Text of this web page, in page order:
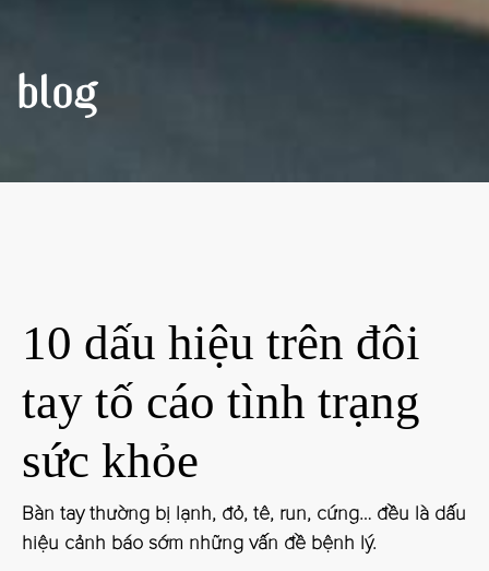
BLOG
10 dấu hiệu trên đôi
tay tố cáo tình trạng
sức khỏe
Bàn tay thường bị lạnh, đỏ, tê, run, cứng… đều là dấu
hiệu cảnh báo sớm những vấn đề bệnh lý.